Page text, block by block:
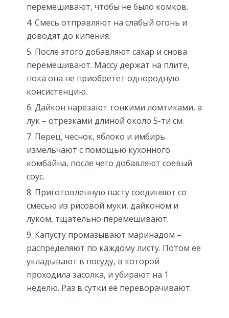
перемешивают, чтобы не было комков.
Смесь отправляют на слабый огонь и
доводят до кипения.
После этого добавляют сахар и снова
перемешивают. Массу держат на плите,
пока она не приобретет однородную
консистенцию.
Дайкон нарезают тонкими ломтиками, а
лук – отрезками длиной около 5-ти см.
Перец, чеснок, яблоко и имбирь
измельчают с помощью кухонного
комбайна, после чего добавляют соевый
соус.
Приготовленную пасту соединяют со
смесью из рисовой муки, дайконом и
луком, тщательно перемешивают.
Капусту промазывают маринадом –
распределяют по каждому листу. Потом ее
укладывают в посуду, в которой
проходила засолка, и убирают на 1
неделю. Раз в сутки ее переворачивают.